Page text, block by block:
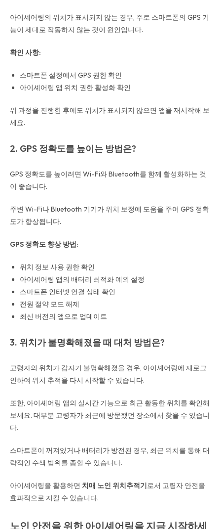
아이셰어링의 위치가 표시되지 않는 경우, 주로 스마트폰의 GPS 기
능이 제대로 작동하지 않는 것이 원인입니다.
확인 사항:
스마트폰 설정에서 GPS 권한 확인
아이셰어링 앱 위치 권한 활성화 확인
위 과정을 진행한 후에도 위치가 표시되지 않으면 앱을 재시작해 보
세요.
2. GPS 정확도를 높이는 방법은?
GPS 정확도를 높이려면 Wi-Fi와 Bluetooth를 함께 활성화하는 것
이 좋습니다.
주변 Wi-Fi나 Bluetooth 기기가 위치 보정에 도움을 주어 GPS 정확
도가 향상됩니다.
GPS 정확도 향상 방법:
위치 정보 사용 권한 확인
아이셰어링 앱의 배터리 최적화 예외 설정
스마트폰 인터넷 연결 상태 확인
전원 절약 모드 해제
최신 버전의 앱으로 업데이트
3. 위치가 불명확해졌을 때 대처 방법은?
고령자의 위치가 갑자기 불명확해졌을 경우, 아이셰어링에 재로그
인하여 위치 추적을 다시 시작할 수 있습니다.
또한, 아이셰어링 앱의 실시간 기능으로 최근 활동한 위치를 확인해
보세요. 대부분 고령자가 최근에 방문했던 장소에서 찾을 수 있습니
다.
스마트폰이 꺼져있거나 배터리가 방전된 경우, 최근 위치를 통해 대
략적인 수색 범위를 좁힐 수 있습니다.
아이셰어링을 활용하면 치매 노인 위치추적기로서 고령자 안전을
효과적으로 지킬 수 있습니다.
노인 안전을 위한 아이셰어링을 지금 시작하세